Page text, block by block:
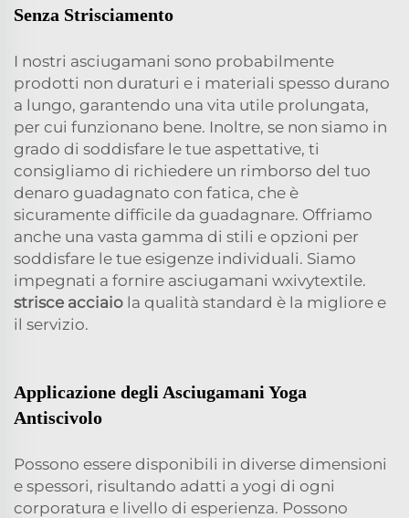
Senza Strisciamento
I nostri asciugamani sono probabilmente
prodotti non duraturi e i materiali spesso durano
a lungo, garantendo una vita utile prolungata,
per cui funzionano bene. Inoltre, se non siamo in
grado di soddisfare le tue aspettative, ti
consigliamo di richiedere un rimborso del tuo
denaro guadagnato con fatica, che è
sicuramente difficile da guadagnare. Offriamo
anche una vasta gamma di stili e opzioni per
soddisfare le tue esigenze individuali. Siamo
impegnati a fornire asciugamani wxivytextile.
strisce acciaio la qualità standard è la migliore e
il servizio.
Applicazione degli Asciugamani Yoga
Antiscivolo
Possono essere disponibili in diverse dimensioni
e spessori, risultando adatti a yogi di ogni
corporatura e livello di esperienza. Possono